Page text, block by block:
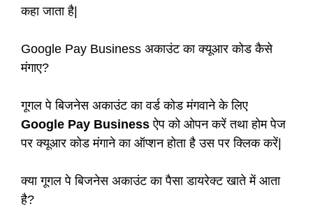
कहा जाता है|
Google Pay Business अकाउंट का क्यूआर कोड कैसे
मंगाए?
गूगल पे बिजनेस अकाउंट का वर्ड कोड मंगवाने के लिए
Google Pay Business ऐप को ओपन करें तथा होम पेज
पर क्यूआर कोड मंगाने का ऑप्शन होता है उस पर क्लिक करें|
क्या गूगल पे बिजनेस अकाउंट का पैसा डायरेक्ट खाते में आता
है?